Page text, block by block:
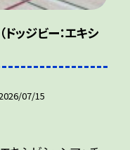
ッジビー：エキシ
07/15